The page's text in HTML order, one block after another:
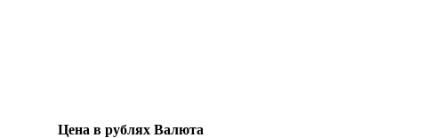
Цена в рублях Валюта